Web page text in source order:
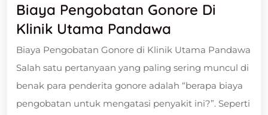
Biaya Pengobatan Gonore Di
Klinik Utama Pandawa
Biaya Pengobatan Gonore di Klinik Utama Pandawa
Salah satu pertanyaan yang paling sering muncul di
benak para penderita gonore adalah “berapa biaya
pengobatan untuk mengatasi penyakit ini?”. Seperti